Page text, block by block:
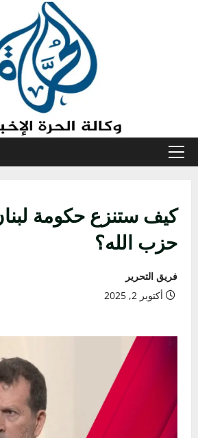
القائمة
كيف ستنزع حكومة
حزب الله؟
فريق التحرير
أكتوبر 2, 2025